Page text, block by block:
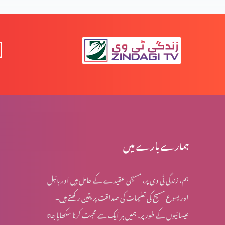
خدا سب سے زیادہ کس نبی سے ہم کلام ہوا؟
عیدِ مولودِ منجی العالمین
مصِر میں بنی اسرائیل پر ظلم و سِتم کے اسباب
حضرت یعقوب کے آخری ایام میں پیشنگوئی کی باتیں
ہمارے بارے میں
ہم، زندگی ٹی وی پر، مسیحی عقیدے کے حامل ہیں اور بائبل
اور یسوع مسیح کی تعلیمات کی صداقت پر یقین رکھتے ہیں۔
عیسائیوں کے طور پر، ہمیں ہر ایک سے محبت کرنا سکھایا جاتا